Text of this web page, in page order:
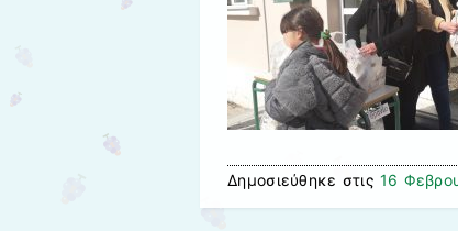
Δημοσιεύθηκε στις 16